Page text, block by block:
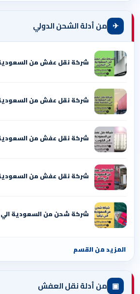
✈ من أدلة الشحن الدولي
شركة نقل عفش من السعودية
شركة نقل عفش من
شركة نقل عفش من
شركة نقل عفش من
شركة شحن من السعودية الي
المزيد من القسم
▣ من أدلة نقل العفش